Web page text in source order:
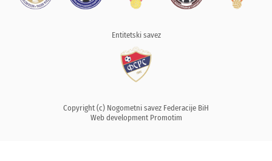
Entitetski savez
Copyright (c) Nogometni savez Federacije BiH
Web development Promotim